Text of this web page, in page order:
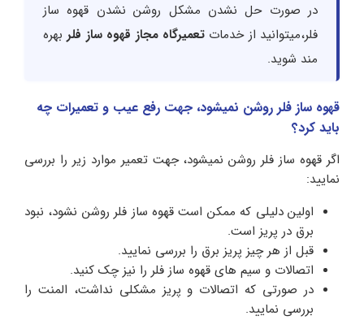
در صورت حل نشدن مشکل روشن نشدن قهوه ساز
فلر،میتوانید از خدماتتعمیرگاه مجاز قهوه ساز فلربهره
مند شوید.
قهوه ساز فلر روشن نمیشود، جهت رفع عیب و تعمیرات چه
باید کرد؟
اگر قهوه ساز فلر روشن نمیشود، جهت تعمیر موارد زیر را بررسی
نمایید:
اولین دلیلی که ممکن است قهوه ساز فلر روشن نشود، نبود
برق در پریز است.
قبل از هر چیز پریز برق را بررسی نمایید.
اتصالات و سیم های قهوه ساز فلر را نیز چک کنید.
در صورتی که اتصالات و پریز مشکلی نداشت، المنت را
بررسی نمایید.